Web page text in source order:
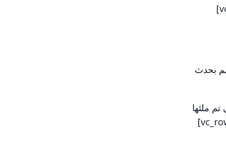
بحدث
ملئها
من قبل هذا العضو.[/vc_column_text][vc_gallery interval=”3″ images=”3260,3259″][/vc_column][/vc_row]